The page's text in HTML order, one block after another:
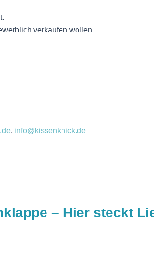
verkaufen wollen,
, info@kissenknick.de
– Hier steckt